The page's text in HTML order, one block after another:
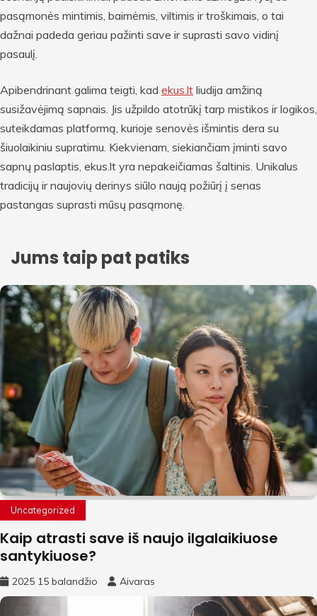
pasąmonės mintimis, baimėmis, viltimis ir troškimais, o tai
dažnai padeda geriau pažinti save ir suprasti savo vidinį
pasaulį.
Apibendrinant galima teigti, kad ekus.lt liudija amžiną
susižavėjimą sapnais. Jis užpildo atotrūkį tarp mistikos ir logikos,
suteikdamas platformą, kurioje senovės išmintis dera su
šiuolaikiniu supratimu. Kiekvienam, siekiančiam įminti savo
sapnų paslaptis, ekus.lt yra nepakeičiamas šaltinis. Unikalus
tradicijų ir naujovių derinys siūlo naują požiūrį į senas
pastangas suprasti mūsų pasąmonę.
Jums taip pat patiks
Uncategorized
Kaip atrasti save iš naujo ilgalaikiuose
santykiuose?
2025 15 balandžio Aivaras